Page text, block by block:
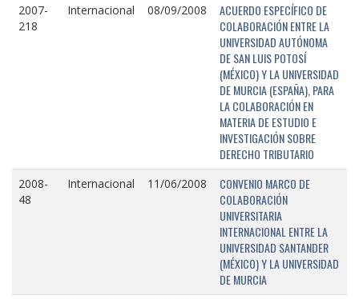
2007-
218
Internacional 08/09/2008
ACUERDO ESPECÍFICO DE
COLABORACIÓN ENTRE LA
UNIVERSIDAD AUTÓNOMA
DE SAN LUIS POTOSÍ
(MÉXICO) Y LA UNIVERSIDAD
DE MURCIA (ESPAÑA), PARA
LA COLABORACIÓN EN
MATERIA DE ESTUDIO E
INVESTIGACIÓN SOBRE
DERECHO TRIBUTARIO
2008-
48
Internacional 11/06/2008
CONVENIO MARCO DE
COLABORACIÓN
UNIVERSITARIA
INTERNACIONAL ENTRE LA
UNIVERSIDAD SANTANDER
(MÉXICO) Y LA UNIVERSIDAD
DE MURCIA